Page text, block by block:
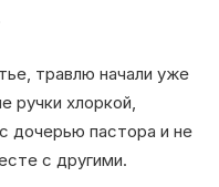
травлю начали уже
ручки хлоркой,
дочерью пастора и не
с другими.